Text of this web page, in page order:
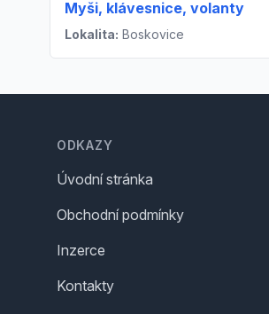
Myši, klávesnice, volanty
Lokalita: Boskovice
ODKAZY
Úvodní stránka
Obchodní podmínky
Inzerce
Kontakty